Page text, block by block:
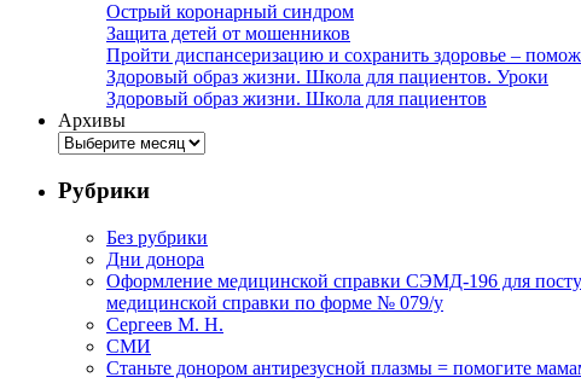
Острый коронарный синдром
Защита детей от мошенников
Пройти диспансеризацию и сохранить здоровье –
Здоровый образ жизни. Школа для пациентов. Уроки
Здоровый образ жизни. Школа для пациентов
Архивы
Рубрики
Без рубрики
Дни донора
Оформление медицинской справки СЭМД-196 для
медицинской справки по форме № 079/у
Сергеев М. Н.
СМИ
Станьте донором антирезусной плазмы = помогите